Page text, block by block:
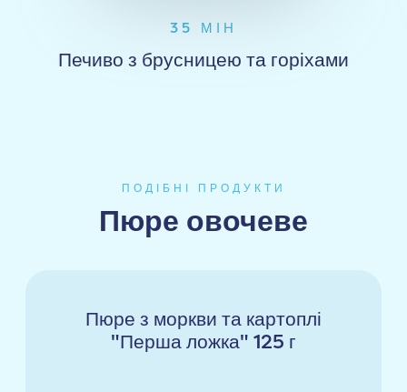
35 МІН
Печиво з брусницею та горіхами
ПОДІБНІ ПРОДУКТИ
Пюре овочеве
Пюре з моркви та картоплі
"Перша ложка" 125 г